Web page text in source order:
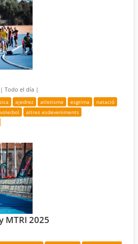
|Todo el día |
ajedrez atletisme esgrima
natació
voleibol
altres esdeveniments
MTRI 2025